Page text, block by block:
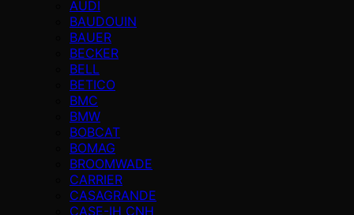
AUDI
BAUDOUIN
BAUER
BECKER
BELL
BETICO
BMC
BMW
BOBCAT
BOMAG
BROOMWADE
CARRIER
CASAGRANDE
CASE-IH CNH